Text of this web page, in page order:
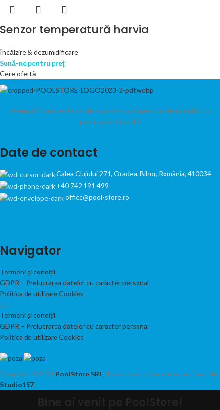
Senzor temperatură harvia
Încălzire & dezumidificare
Sună-ne pentru preț
Cere ofertă
Vrem să fim un partener de încredere atât pentru clienții noi cât și
pentru clienții vechi!
Date de contact
Calea Clujului 271, Oradea, Bihor, România, 410034
+40 742 191 499
office@pool-store.ro
Navigator
Termeni și condiții
GDPR – Prelucrarea datelor cu caracter personal
Politica de utilizare Cookies
Termeni și condiții
GDPR – Prelucrarea datelor cu caracter personal
Politica de utilizare Cookies
Copyright ©2026 PoolStore SRL. Toate drepturile rezervate. Creat de
Studio157.